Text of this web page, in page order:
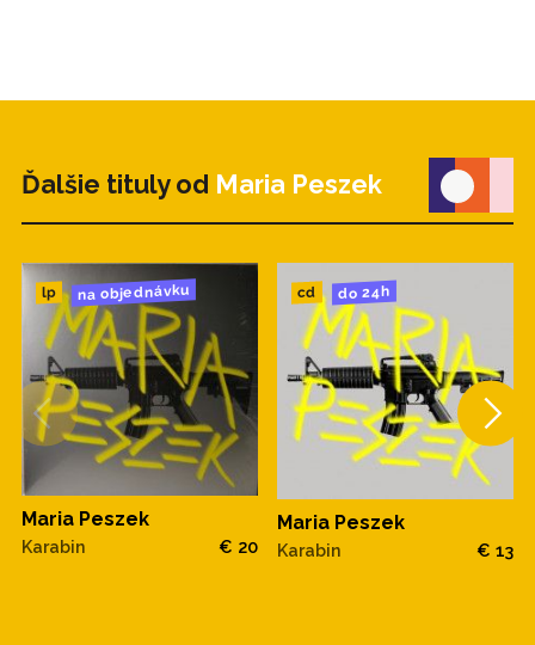
Ďalšie tituly od Maria Peszek
lp na objednávku
Maria Peszek
Karabin € 20
cd do 24h
Maria Peszek
Karabin € 13